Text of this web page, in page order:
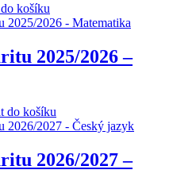
Kč.
košíku
2025/2026 –
Kč.
do košíku
2026/2027 –